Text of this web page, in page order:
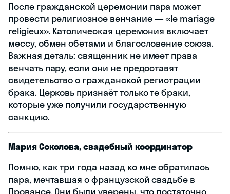
После гражданской церемонии пара может
провести религиозное венчание — «le mariage
religieux». Католическая церемония включает
мессу, обмен обетами и благословение союза.
Важная деталь: священник не имеет права
венчать пару, если они не предоставят
свидетельство о гражданской регистрации
брака. Церковь признаёт только те браки,
которые уже получили государственную
санкцию.
Мария Соколова, свадебный координатор
Помню, как три года назад ко мне обратилась
пара, мечтавшая о французской свадьбе в